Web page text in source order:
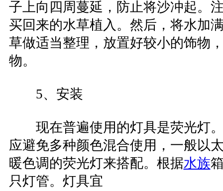
子上向四周蔓延，防止将沙冲起。
买回来的水草植入。然后，将水加
草做适当整理，放置好较小的饰物
物。
5、安装
现在普遍使用的灯具是荧光灯。
应避免多种颜色混合使用，一般以
暖色调的荧光灯来搭配。根据水族
只灯管。灯具宜